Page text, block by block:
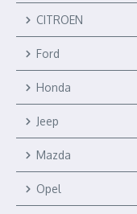
CITROEN
Ford
Honda
Jeep
Mazda
Opel